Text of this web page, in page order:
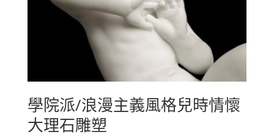
學院派/浪漫主義風格兒時情懷
大理石雕塑